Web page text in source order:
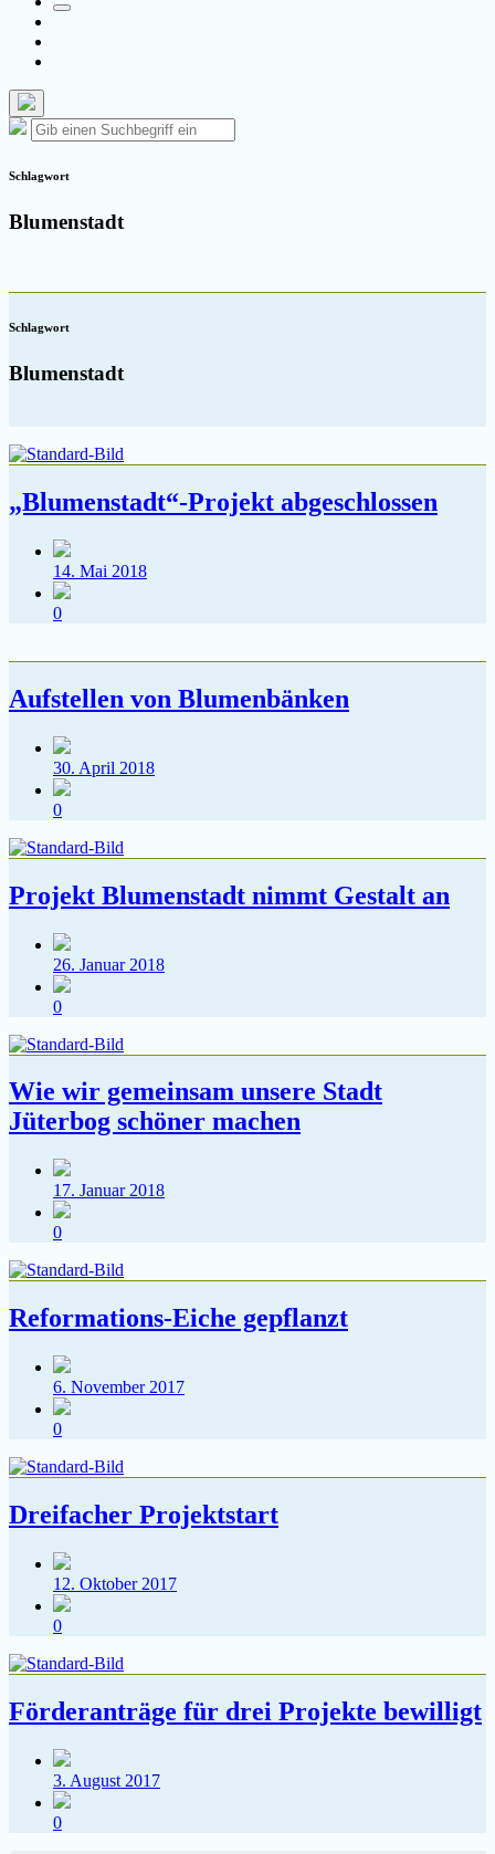
Suchfeld
Such-
Overlay
Suche
nach:
Suchen
Schlagwort
Blumenstadt
Schlagwort
Blumenstadt
„Blumenstadt“-Projekt abgeschlossen
Veröffentlichungsdatum
14. Mai 2018
Kommentare
0
Aufstellen von Blumenbänken
Veröffentlichungsdatum
30. April 2018
Kommentare
0
Projekt Blumenstadt nimmt Gestalt an
Veröffentlichungsdatum
26. Januar 2018
Kommentare
0
Wie wir gemeinsam unsere Stadt
Jüterbog schöner machen
Veröffentlichungsdatum
17. Januar 2018
Kommentare
0
Reformations-Eiche gepflanzt
Veröffentlichungsdatum
6. November 2017
Kommentare
0
Dreifacher Projektstart
Veröffentlichungsdatum
12. Oktober 2017
Kommentare
0
Förderanträge für drei Projekte bewilligt
Veröffentlichungsdatum
3. August 2017
Kommentare
0